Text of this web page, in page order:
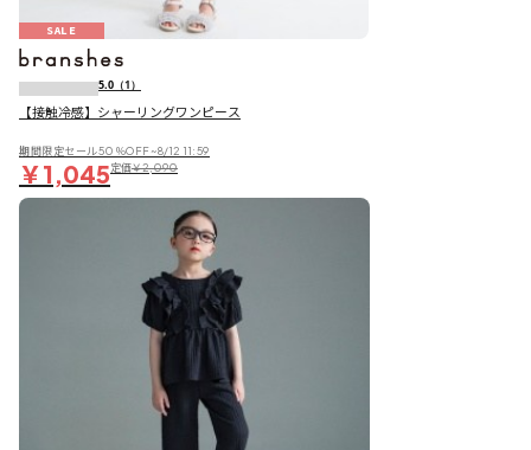
SALE
5.0 （1）
【接触冷感】シャーリングワンピース
期間限定セール50％OFF~8/12 11:59
￥1,045定価￥2,090